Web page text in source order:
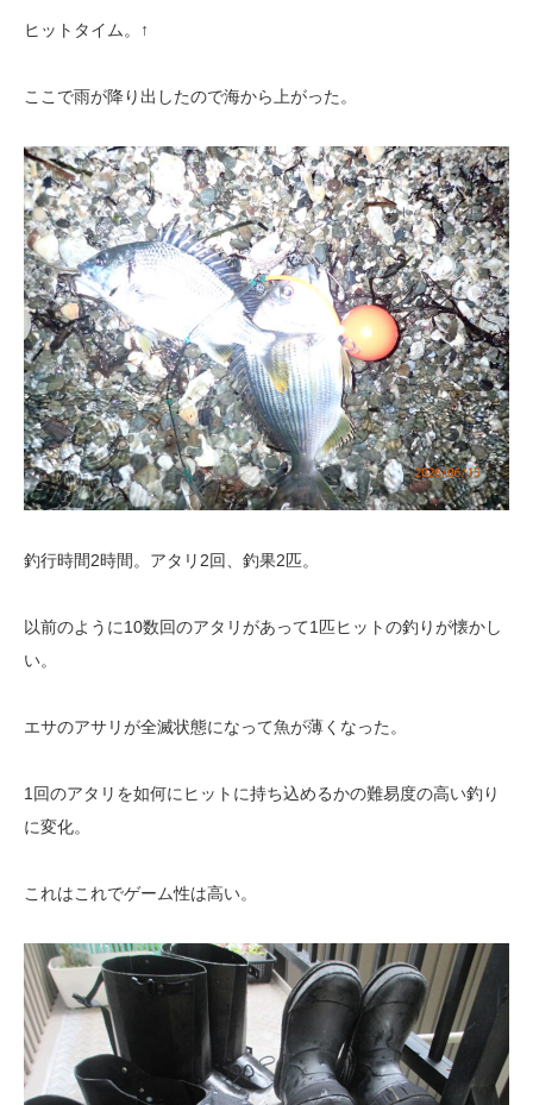
ヒットタイム。↑
ここで雨が降り出したので海から上がった。
釣行時間2時間。アタリ2回、釣果2匹。
以前のように10数回のアタリがあって1匹ヒットの釣りが懐かし
い。
エサのアサリが全滅状態になって魚が薄くなった。
1回のアタリを如何にヒットに持ち込めるかの難易度の高い釣り
に変化。
これはこれでゲーム性は高い。